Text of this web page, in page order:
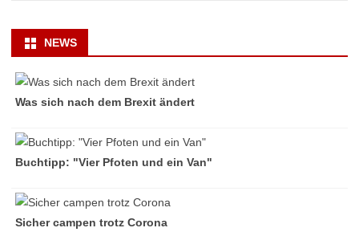
NEWS
Was sich nach dem Brexit ändert
Buchtipp: "Vier Pfoten und ein Van"
Sicher campen trotz Corona